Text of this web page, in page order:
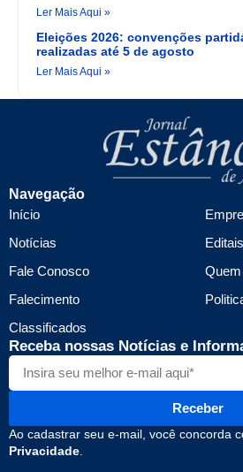
Ler Mais Aqui »
Eleições 2026: convenções
realizadas até 5 de agosto
Ler Mais Aqui »
Navegação
Início
Notícias
Fale Conosco
Falecimento
Classificados
Editais
Receba nossas Notícias e
Receber
Ao cadastrar seu e-mail, você concorda
Privacidade